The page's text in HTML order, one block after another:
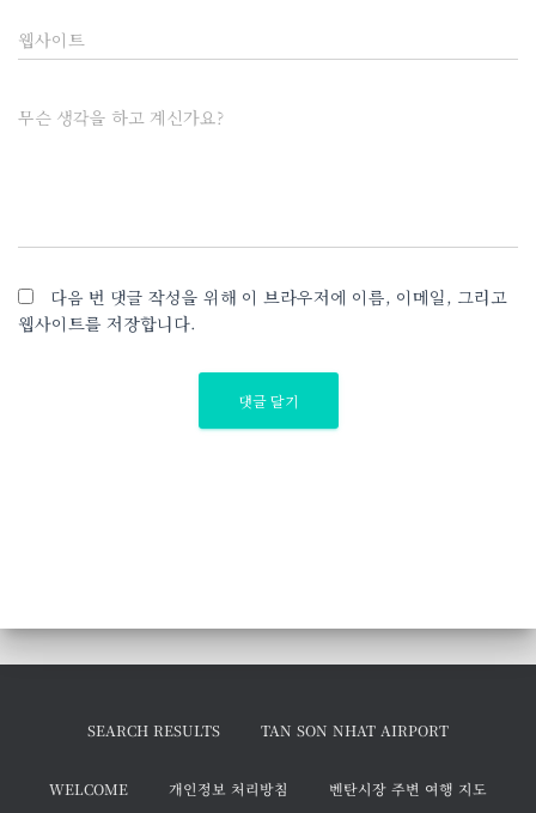
웹사이트
무슨 생각을 하고 계신가요?
다음 번 댓글 작성을 위해 이 브라우저에 이름, 이메일, 그리고
웹사이트를 저장합니다.
SEARCH RESULTS TAN SON NHAT AIRPORT
WELCOME 개인정보 처리방침 벤탄시장 주변 여행 지도